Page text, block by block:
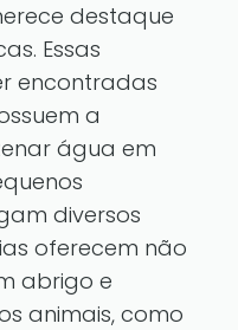
destaque
Essas
encontradas
a
água em
diversos
oferecem não
abrigo e
animais, como